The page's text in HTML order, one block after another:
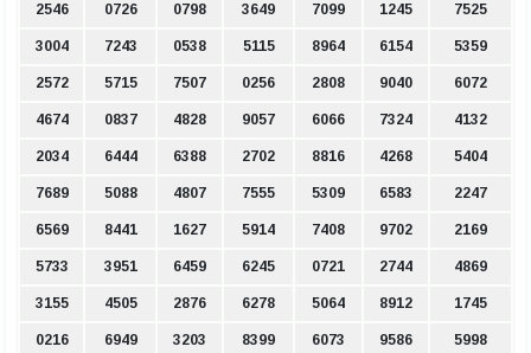
2546 0726 0798 3649 7099 1245 7525
3004 7243 0538 5115 8964 6154 5359
2572 5715 7507 0256 2808 9040 6072
4674 0837 4828 9057 6066 7324 4132
2034 6444 6388 2702 8816 4268 5404
7689 5088 4807 7555 5309 6583 2247
6569 8441 1627 5914 7408 9702 2169
5733 3951 6459 6245 0721 2744 4869
3155 4505 2876 6278 5064 8912 1745
0216 6949 3203 8399 6073 9586 5998